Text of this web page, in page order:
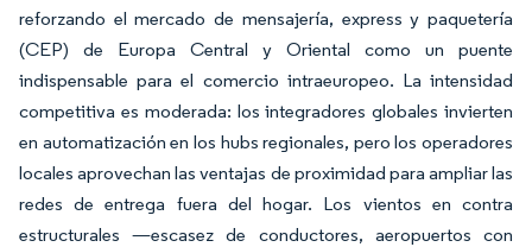
reforzando el mercado de mensajería, express y paquetería
(CEP) de Europa Central y Oriental como un puente
indispensable para el comercio intraeuropeo. La intensidad
competitiva es moderada: los integradores globales invierten
en automatización en los hubs regionales, pero los operadores
locales aprovechan las ventajas de proximidad para ampliar las
redes de entrega fuera del hogar. Los vientos en contra
estructurales —escasez de conductores, aeropuertos con